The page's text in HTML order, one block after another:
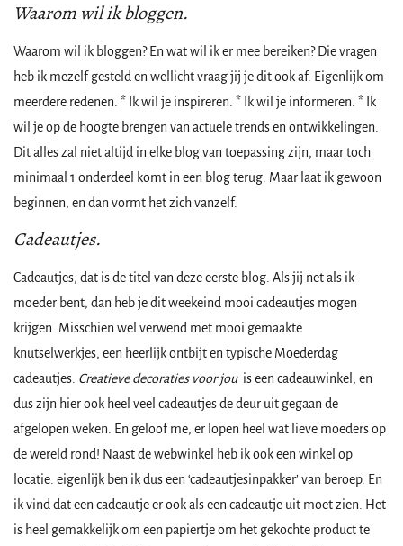
Waarom wil ik bloggen.
Waarom wil ik bloggen? En wat wil ik er mee bereiken? Die vragen
heb ik mezelf gesteld en wellicht vraag jij je dit ook af. Eigenlijk om
meerdere redenen. * Ik wil je inspireren. * Ik wil je informeren. * Ik
wil je op de hoogte brengen van actuele trends en ontwikkelingen.
Dit alles zal niet altijd in elke blog van toepassing zijn, maar toch
minimaal 1 onderdeel komt in een blog terug. Maar laat ik gewoon
beginnen, en dan vormt het zich vanzelf.
Cadeautjes.
Cadeautjes, dat is de titel van deze eerste blog. Als jij net als ik
moeder bent, dan heb je dit weekeind mooi cadeautjes mogen
krijgen. Misschien wel verwend met mooi gemaakte
knutselwerkjes, een heerlijk ontbijt en typische Moederdag
cadeautjes. Creatieve decoraties voor jou is een cadeauwinkel, en
dus zijn hier ook heel veel cadeautjes de deur uit gegaan de
afgelopen weken. En geloof me, er lopen heel wat lieve moeders op
de wereld rond! Naast de webwinkel heb ik ook een winkel op
locatie. eigenlijk ben ik dus een ‘cadeautjesinpakker’ van beroep. En
ik vind dat een cadeautje er ook als een cadeautje uit moet zien. Het
is heel gemakkelijk om een papiertje om het gekochte product te